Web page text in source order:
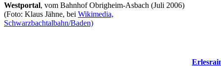
Westportal, vom Bahnhof Obrigheim-Asbach (Juli 2006)
(Foto: Klaus Jähne, bei Wikimedia,
Schwarzbachtalbahn/Baden)